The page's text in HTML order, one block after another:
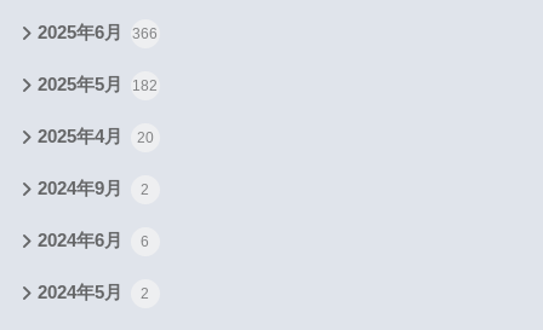
2025年6月 366
2025年5月 182
2025年4月 20
2024年9月 2
2024年6月 6
2024年5月 2